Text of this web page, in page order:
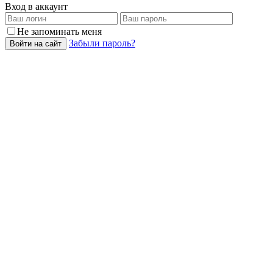
Вход в аккаунт
Не запоминать меня
Войти на сайт Забыли пароль?